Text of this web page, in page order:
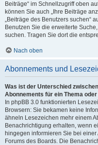
Beiträge“ im Schnellzugriff oben
können Sie auch „Ihre Beiträge
„Beiträge des Benutzers suchen“
Benutzen Sie die erweiterte
suchen. Tragen Sie dort die
Nach oben
Abonnements und
Was ist der Unterschied
Abonnements für ein Thema
In phpBB 3.0 funktionierten
Browsern: Sie bekamen keine
ähneln Lesezeichen mehr einem
Benachrichtigung erhalten, wenn
hingegen informieren Sie bei
Forums des Boards. Die